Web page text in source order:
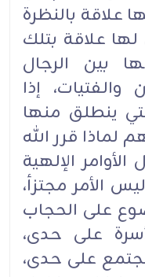
علاقة بالنظرة
علاقة بتلك
بين الرجال
إذا
ينطلق منها
لماذا قرر الله
الإلهية
الأمر مجتزأ،
على الحجاب
على حدى،
على حدى،